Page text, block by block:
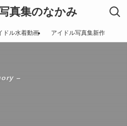
真集のなかみ
ドル水着動画 アイドル写真集新作
–